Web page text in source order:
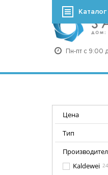
Пн-пт с 9:00
Каталог
Цена
Тип
Kaldewei